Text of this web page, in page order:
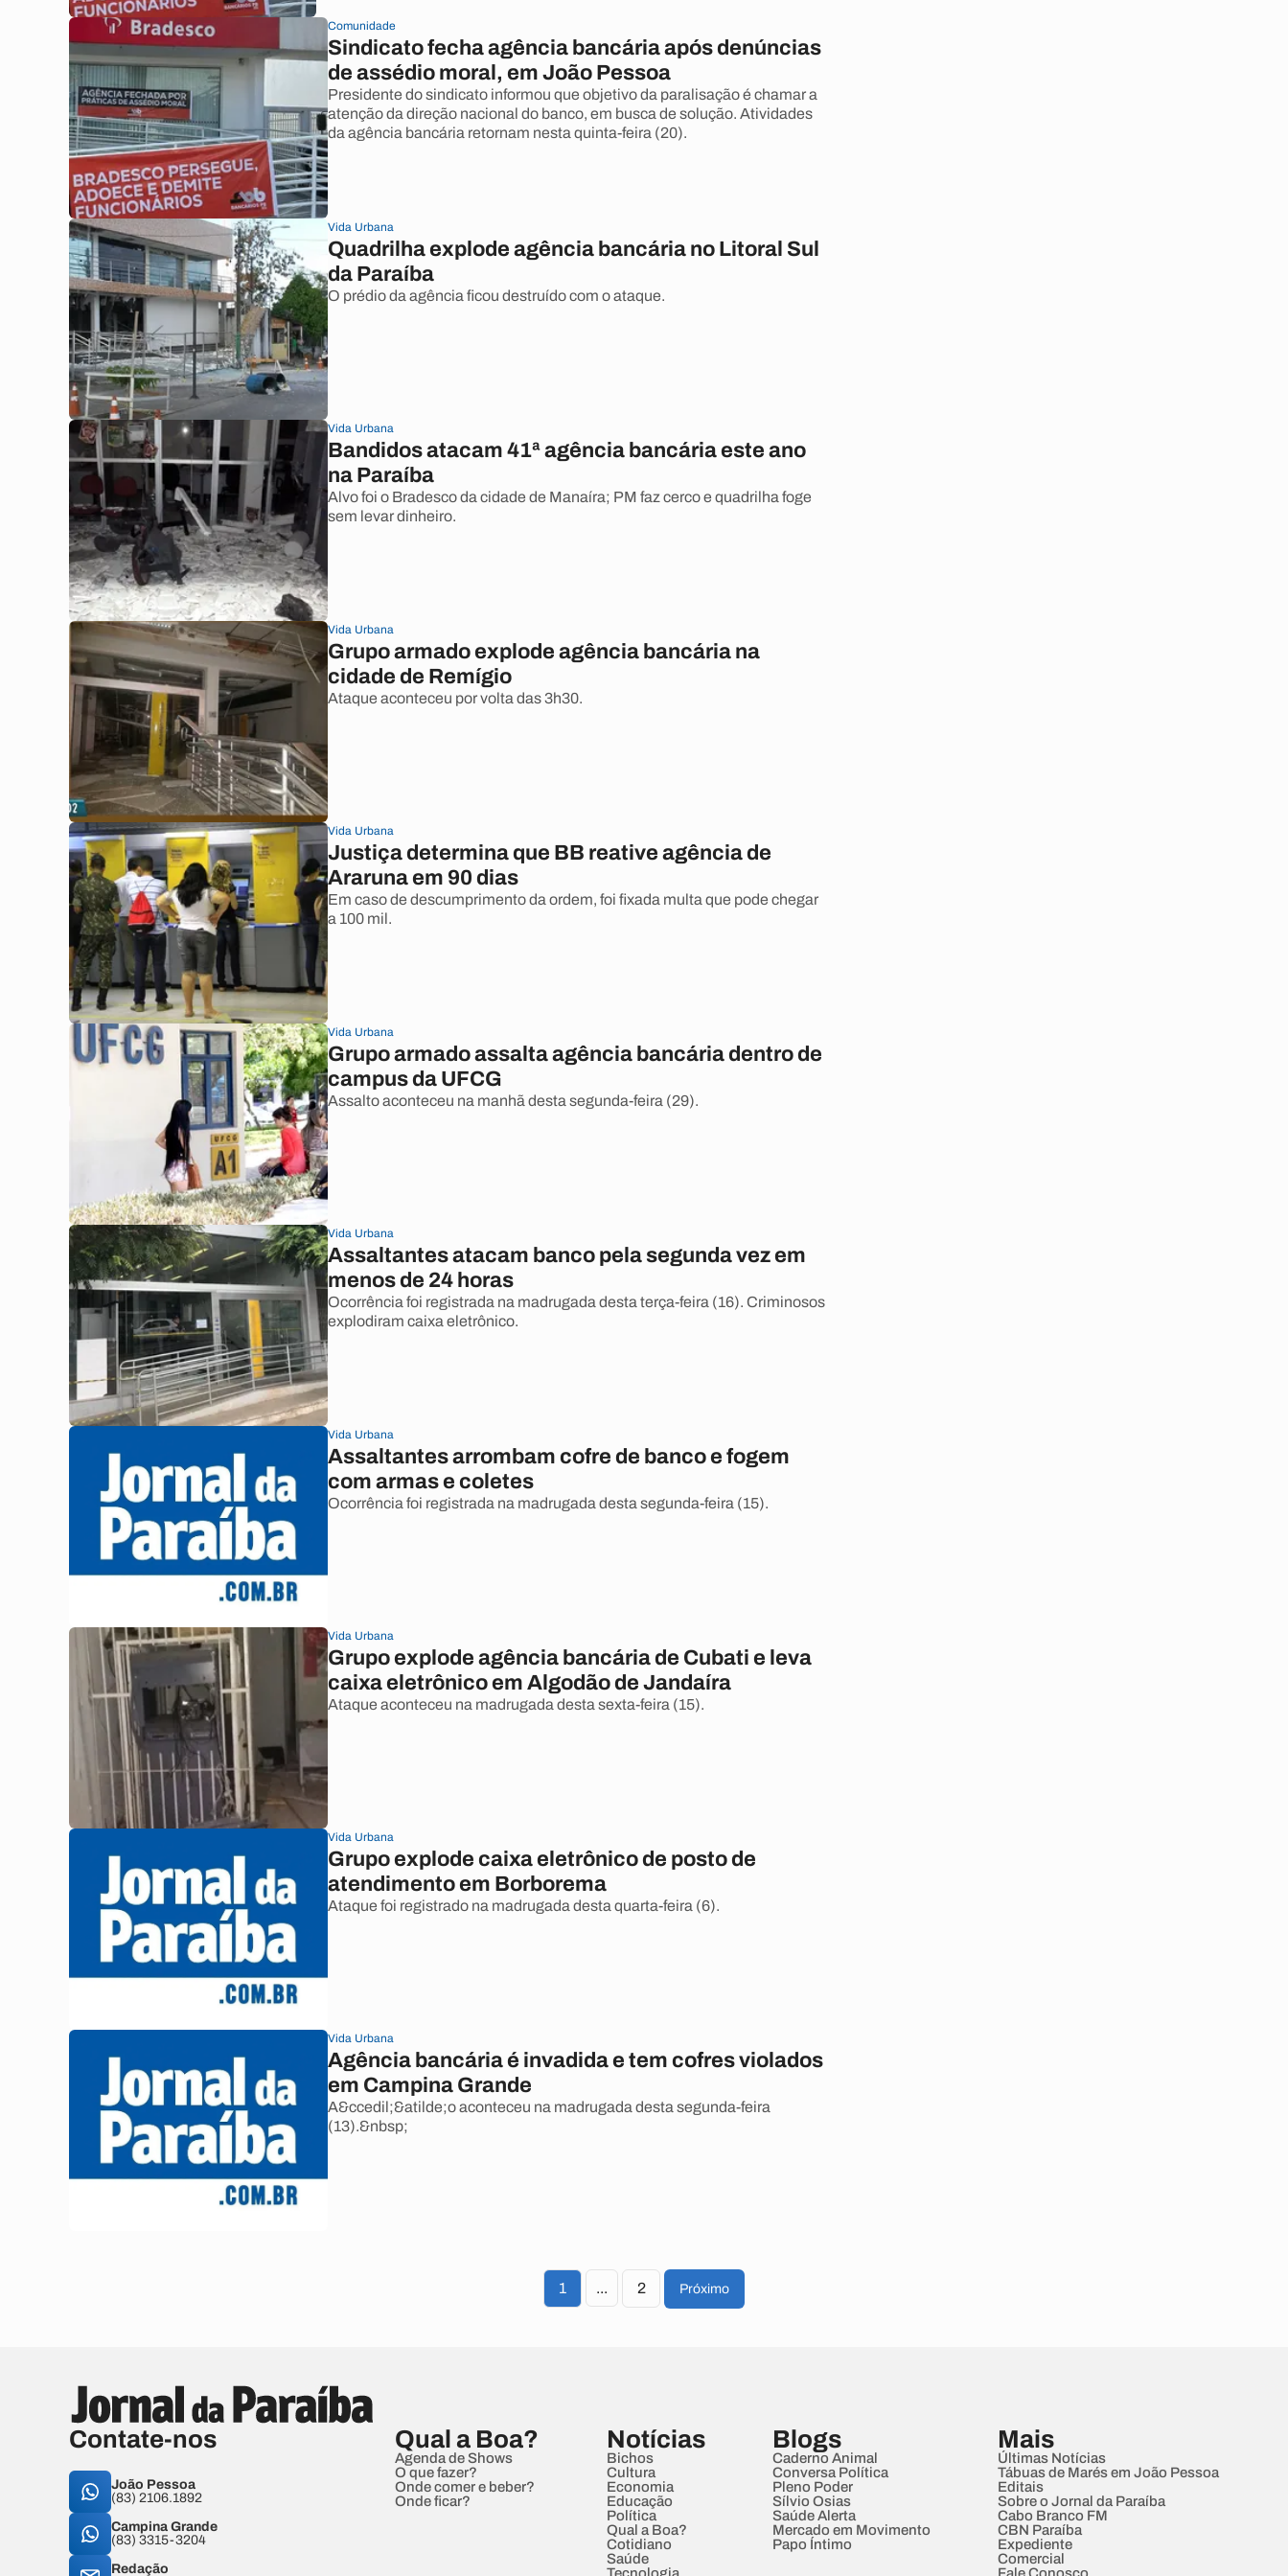
Comunidade
Sindicato fecha agência bancária após denúncias
de assédio moral, em João Pessoa
Presidente do sindicato informou que objetivo da paralisação é chamar a
atenção da direção nacional do banco, em busca de solução. Atividades
da agência bancária retornam nesta quinta-feira (20).
Vida Urbana
Quadrilha explode agência bancária no Litoral Sul
da Paraíba
O prédio da agência ficou destruído com o ataque.
Vida Urbana
Bandidos atacam 41ª agência bancária este ano
na Paraíba
Alvo foi o Bradesco da cidade de Manaíra; PM faz cerco e quadrilha foge
sem levar dinheiro.
Vida Urbana
Grupo armado explode agência bancária na
cidade de Remígio
Ataque aconteceu por volta das 3h30.
Vida Urbana
Justiça determina que BB reative agência de
Araruna em 90 dias
Em caso de descumprimento da ordem, foi fixada multa que pode chegar
a 100 mil.
Vida Urbana
Grupo armado assalta agência bancária dentro de
campus da UFCG
Assalto aconteceu na manhã desta segunda-feira (29).
Vida Urbana
Assaltantes atacam banco pela segunda vez em
menos de 24 horas
Ocorrência foi registrada na madrugada desta terça-feira (16). Criminosos
explodiram caixa eletrônico.
Vida Urbana
Assaltantes arrombam cofre de banco e fogem
com armas e coletes
Ocorrência foi registrada na madrugada desta segunda-feira (15).
Vida Urbana
Grupo explode agência bancária de Cubati e leva
caixa eletrônico em Algodão de Jandaíra
Ataque aconteceu na madrugada desta sexta-feira (15).
Vida Urbana
Grupo explode caixa eletrônico de posto de
atendimento em Borborema
Ataque foi registrado na madrugada desta quarta-feira (6).
Vida Urbana
Agência bancária é invadida e tem cofres violados
em Campina Grande
A&ccedil;&atilde;o aconteceu na madrugada desta segunda-feira
(13).&nbsp;
1 ... 2 Próximo
Contate-nos
João Pessoa
(83) 2106.1892
Campina Grande
(83) 3315-3204
Redação
Qual a Boa?
Agenda de Shows
O que fazer?
Onde comer e beber?
Onde ficar?
Notícias
Bichos
Cultura
Economia
Educação
Política
Qual a Boa?
Cotidiano
Saúde
Blogs
Caderno Animal
Conversa Política
Pleno Poder
Sílvio Osias
Saúde Alerta
Mercado em Movimento
Papo Íntimo
Mais
Últimas Notícias
Tábuas de Marés em João Pessoa
Editais
Sobre o Jornal da Paraíba
Cabo Branco FM
CBN Paraíba
Expediente
Comercial